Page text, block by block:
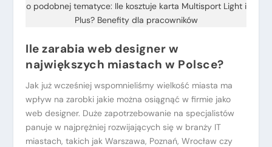
o podobnej tematyce: Ile kosztuje karta Multisport Light i
Plus? Benefity dla pracowników
Ile zarabia web designer w
największych miastach w Polsce?
Jak już wcześniej wspomnieliśmy wielkość miasta ma
wpływ na zarobki jakie można osiągnąć w firmie jako
web designer. Duże zapotrzebowanie na specjalistów
panuje w najprężniej rozwijających się w branży IT
miastach, takich jak Warszawa, Poznań, Wrocław czy